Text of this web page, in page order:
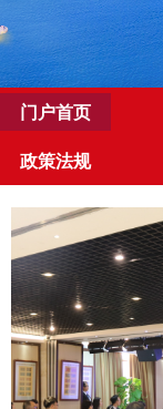
门户首页
政策法规